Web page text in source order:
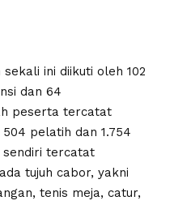
ini diikuti oleh 102
dan 64
peserta tercatat
pelatih dan 1.754
sendiri tercatat
tujuh cabor, yakni
tenis meja, catur,